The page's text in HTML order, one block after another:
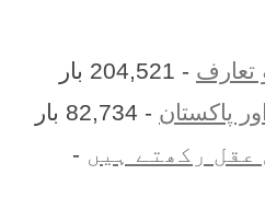
- 204,521 بار
- 82,734 بار
رکھتے ہیں
-